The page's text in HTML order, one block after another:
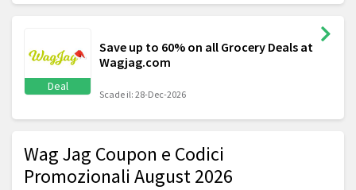
Deal
Save up to 60% on all Grocery Deals at
Wagjag.com
Scade il: 28-Dec-2026
Wag Jag Coupon e Codici
Promozionali August 2026